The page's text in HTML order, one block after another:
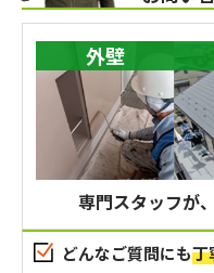
外壁
専門スタッフが
どんなご質問にも丁